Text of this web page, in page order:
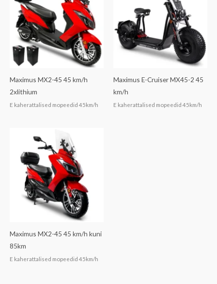
Maximus MX2-45 45 km/h
2xlithium
E kaherattalised mopeedid 45km/h
Maximus E-Cruiser MX45-2 45
km/h
E kaherattalised mopeedid 45km/h
Maximus MX2-45 45 km/h kuni
85km
E kaherattalised mopeedid 45km/h